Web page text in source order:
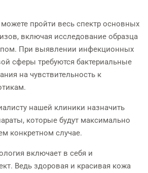
пройти весь спектр основных
включая исследование образца
При выявлении инфекционных
сферы требуются бактериальные
на чувствительность к
нашей клиники назначить
которые будут максимально
конкретном случае.
включает в себя и
Ведь здоровая и красивая кожа